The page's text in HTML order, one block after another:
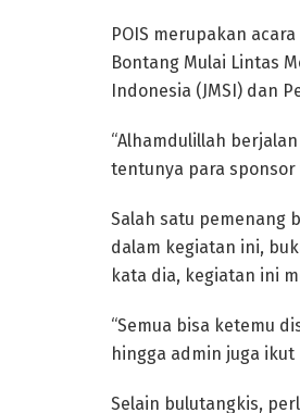
POIS merupakan
Bontang Mulai Lintas
Indonesia (JMSI) dan
“Alhamdulillah
tentunya para sponsor
Salah satu pemenang
dalam kegiatan ini,
kata dia, kegiatan ini
“Semua bisa ketemu
hingga admin juga
Selain bulutangkis,